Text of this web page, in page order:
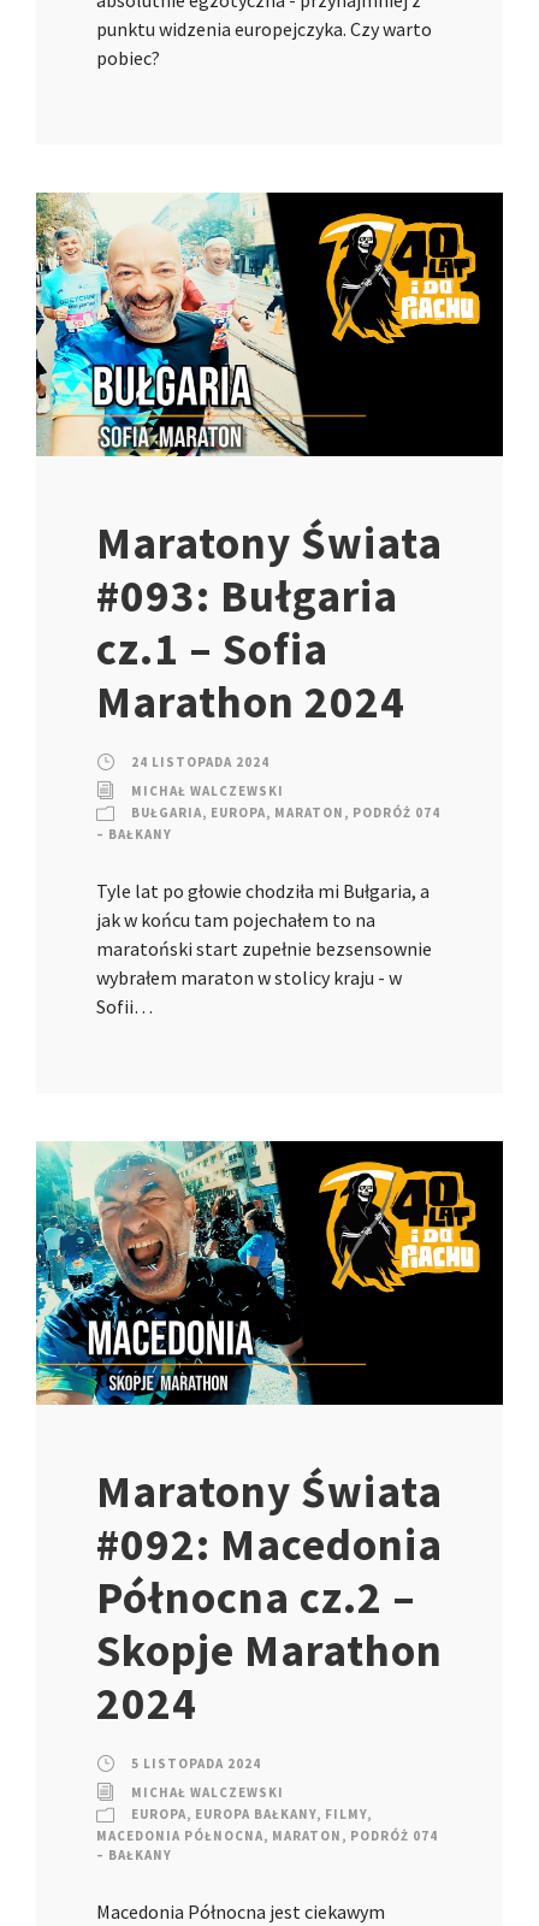
punktu widzenia europejczyka. Czy warto
pobiec?
Maratony Świata
#093: Bułgaria
cz.1 – Sofia
Marathon 2024
24 LISTOPADA 2024
MICHAŁ WALCZEWSKI
BUŁGARIA, EUROPA, MARATON , PODRÓŻ 074
– BAŁKANY
Tyle lat po głowie chodziła mi Bułgaria, a
jak w końcu tam pojechałem to na
maratoński start zupełnie bezsensownie
wybrałem maraton w stolicy kraju - w
Sofii…
Maratony Świata
#092: Macedonia
Północna cz.2 –
Skopje Marathon
2024
5 LISTOPADA 2024
MICHAŁ WALCZEWSKI
EUROPA, EUROPA BAŁKANY, FILMY,
MACEDONIA PÓŁNOCNA, MARATON , PODRÓŻ 074
– BAŁKANY
Macedonia Północna jest ciekawym